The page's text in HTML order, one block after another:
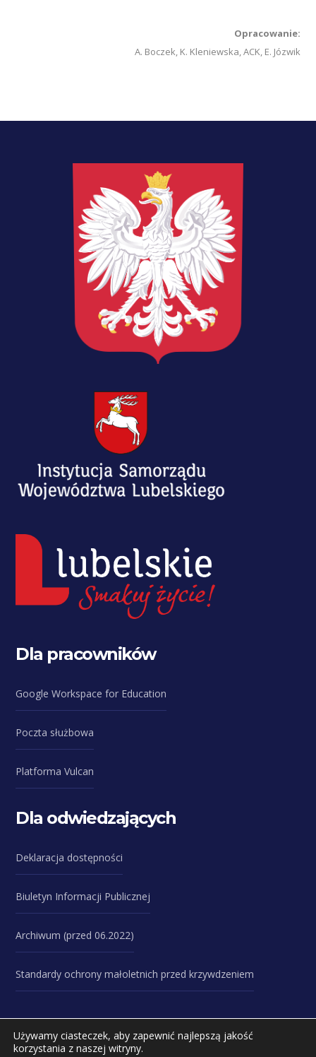
Opracowanie:
A. Boczek, K. Kleniewska, ACK, E. Józwik
Dla pracowników
Google Workspace for Education
Poczta służbowa
Platforma Vulcan
Dla odwiedzających
Deklaracja dostępności
Biuletyn Informacji Publicznej
Archiwum (przed 06.2022)
Standardy ochrony małoletnich przed krzywdzeniem
Używamy ciasteczek, aby zapewnić najlepszą jakość
korzystania z naszej witryny.